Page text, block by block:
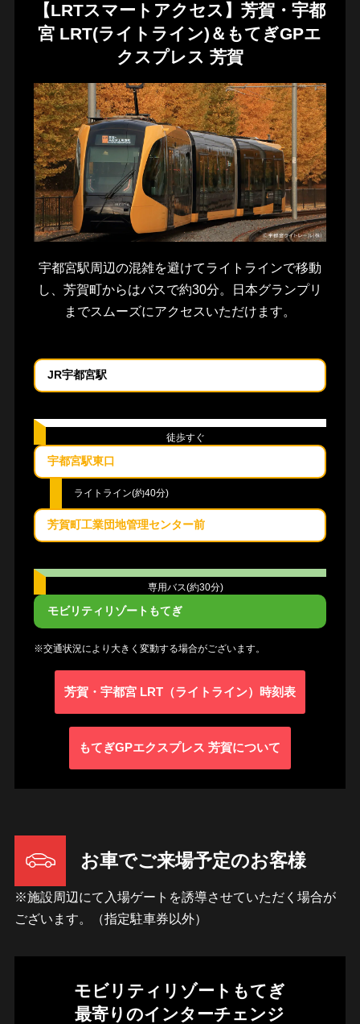
【LRTスマートアクセス】芳賀・宇都
宮 LRT(ライトライン)＆もてぎGPエ
クスプレス 芳賀
宇都宮駅周辺の混雑を避けてライトラインで移動
し、芳賀町からはバスで約30分。日本グランプリ
までスムーズにアクセスいただけます。
JR宇都宮駅
徒歩すぐ
宇都宮駅東口
ライトライン(約40分)
芳賀町工業団地管理センター前
専用バス(約30分)
モビリティリゾートもてぎ
※交通状況により大きく変動する場合がございます。
芳賀・宇都宮 LRT（ライトライン）時刻表
もてぎGPエクスプレス 芳賀について
お車でご来場予定のお客様
※施設周辺にて入場ゲートを誘導させていただく場合が
ございます。（指定駐車券以外）
モビリティリゾートもてぎ
最寄りのインターチェンジ